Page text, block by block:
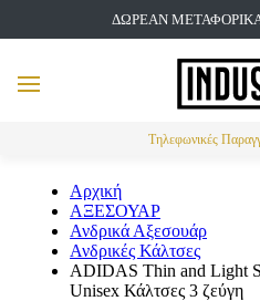
ΔΩΡΕΑΝ ΜΕΤΑΦΟΡΙΚΑ
Τηλεφωνικές
MENU
Αρχική
ΑΞΕΣΟΥΑΡ
Ανδρικά Αξεσουάρ
Ανδρικές Κάλτσες
ADIDAS Thin and Light
Unisex Κάλτσες 3 ζεύγη